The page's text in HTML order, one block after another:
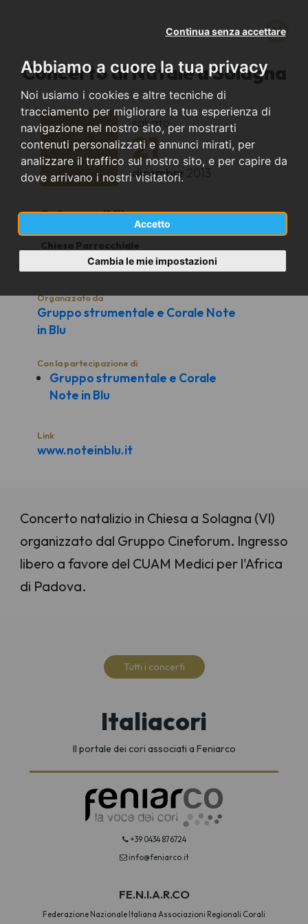
Abbiamo a cuore la tua privacy
Noi usiamo i cookies e altre tecniche di
tracciamento per migliorare la tua esperienza di
navigazione nel nostro sito, per mostrarti
contenuti personalizzati e annunci mirati, per
analizzare il traffico sul nostro sito, e per capire da
dove arrivano i nostri visitatori.
Accetto
Continua senza accettare
Cambia le mie impostazioni
Concerto di Natale a Solagna
sabato
21
dicembre 2013
Solagna (VI)
Chiesa Parrocchiale
Organizzato da
Gruppo strumentale e Corale Note
in Blu
Con la partecipazione di
Gruppo strumentale e Corale
Note in Blu
Link
www.noteinblu.it
Concerto natalizio in Chiesa a Solagna (VI)
organizzato dal Gruppo Cineforum. Ingresso
libero a favore del CUAM Medici per l'Africa
di Padova.
Tutti i concerti
Italiacori
Il portale dei cori associati a Feniarco
+39 0434 876724
info@feniarco.it
FE.N.I.A.R.CO
Federazione Nazionale Italiana Associazioni Regionali Corali